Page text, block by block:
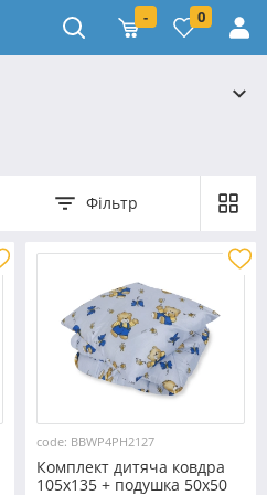
- 0
Фільтр
code: BBWP4PH2127
Комплект дитяча ковдра
105x135 + подушка 50x50